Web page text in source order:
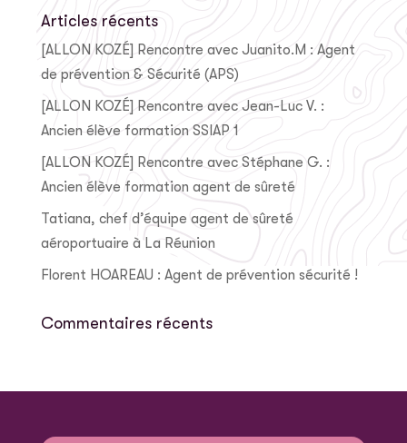
Articles récents
[ALLON KOZÉ] Rencontre avec Juanito.M : Agent
de prévention & Sécurité (APS)
[ALLON KOZÉ] Rencontre avec Jean-Luc V. :
Ancien élève formation SSIAP 1
[ALLON KOZÉ] Rencontre avec Stéphane G. :
Ancien élève formation agent de sûreté
Tatiana, chef d’équipe agent de sûreté
aéroportuaire à La Réunion
Florent HOAREAU : Agent de prévention sécurité !
Commentaires récents